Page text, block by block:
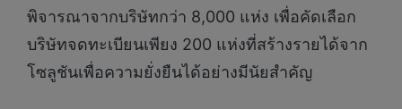
พิจารณาจากบริษัทกว่า 8,000 แห่ง เพื่อคัดเลือก
บริษัทจดทะเบียนเพียง 200 แห่งที่สร้างรายได้จาก
โซลูชันเพื่อความยั่งยืนได้อย่างมีนัยสำคัญ